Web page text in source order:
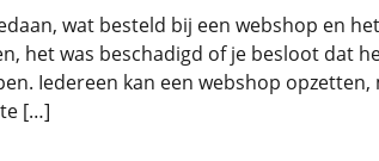
wat besteld bij een webshop en
het was beschadigd of je besloot dat
Iedereen kan een webshop opzetten,
[…]